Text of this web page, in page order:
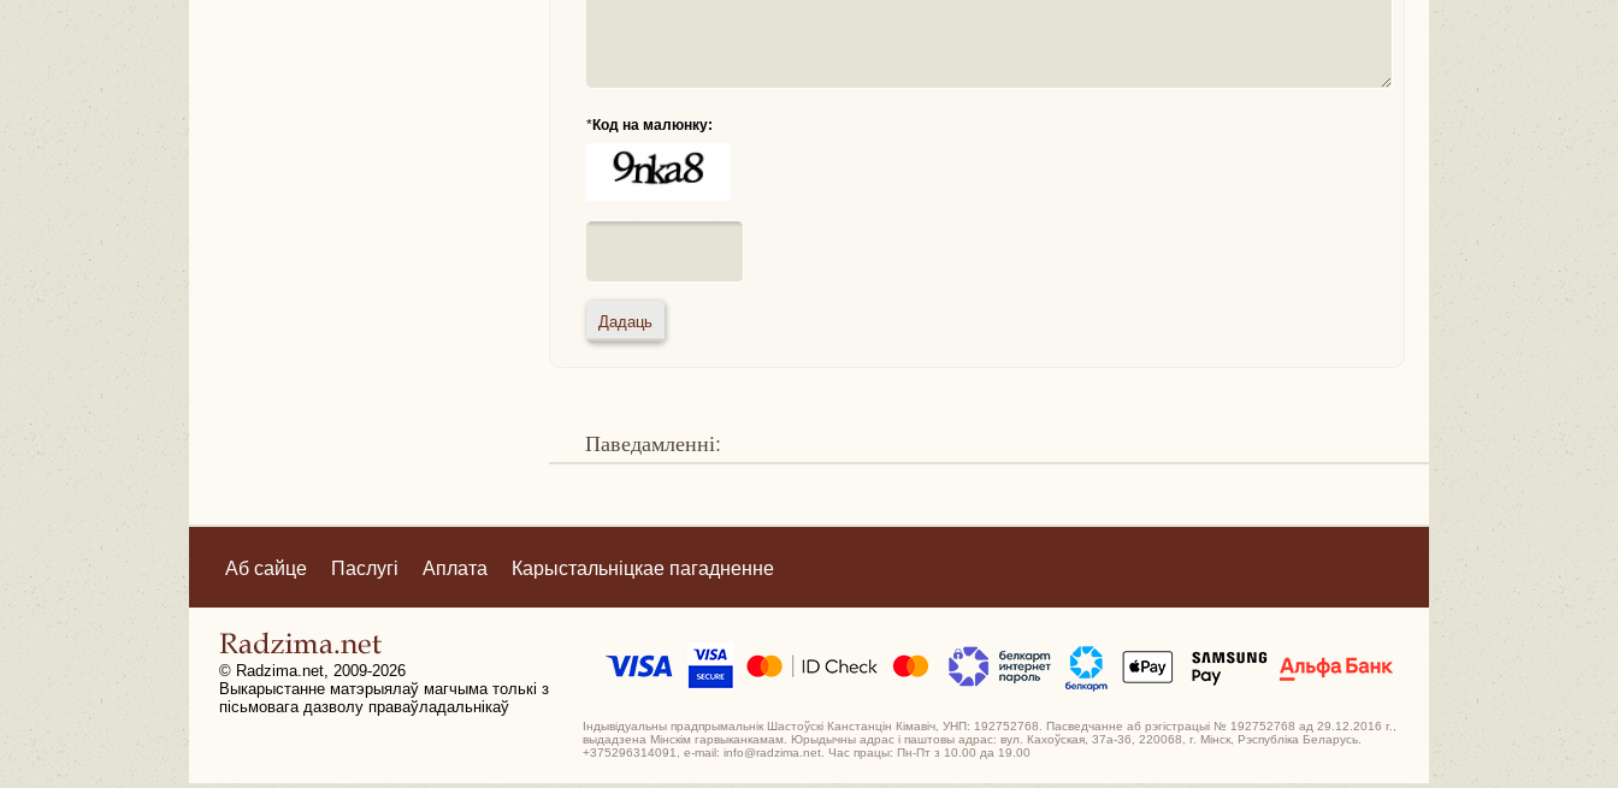
*Код на малюнку:
Паведамленні:
Аб сайце Паслугі Аплата Карыстальніцкае пагадненне
Індывідуальны прадпрымальнік Шастоўскі Канстанцін Кімавіч, УНП: 192752768. Пасведчанне аб рэгістрацыі № 192752768 ад 29.12.2016 г.,
выдадзена Мінскім гарвыканкамам. Юрыдычны адрас і паштовы адрас: вул. Кахоўская, 37а-36, 220068, г. Мінск, Рэспубліка Беларусь.
+375296314091, e-mail: info@radzima.net. Час працы: Пн-Пт з 10.00 да 19.00
© Radzima.net, 2009-2026
Выкарыстанне матэрыялаў магчыма толькі з
пісьмовага дазволу праваўладальнікаў